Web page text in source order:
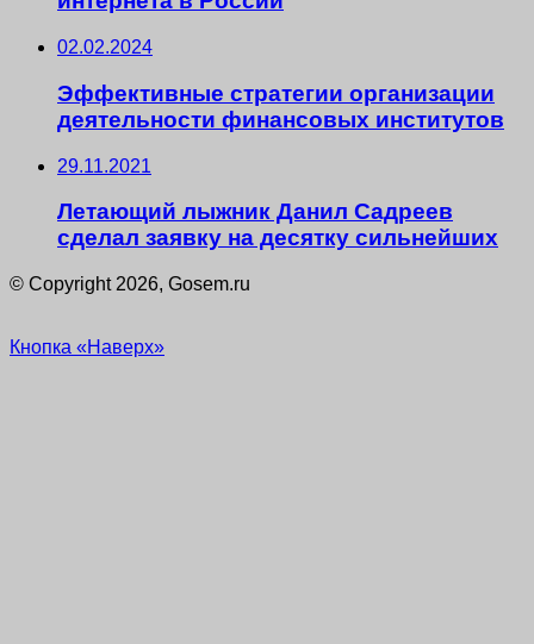
02.02.2024
Эффективные стратегии организации
деятельности финансовых институтов
29.11.2021
Летающий лыжник Данил Садреев
сделал заявку на десятку сильнейших
© Copyright 2026, Gosem.ru
Кнопка «Наверх»